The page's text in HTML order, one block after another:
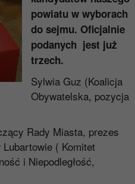
powiatu w wyborach
do sejmu. Oficjalnie
podanych jest już
trzech.
Sylwia Guz (Koalicja
Obywatelska, pozycja
Rady Miasta, prezes
( Komitet
i Niepodległość,